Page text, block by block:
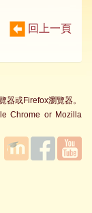
回上一頁
器或Firefox瀏覽器。
Chrome or Mozilla